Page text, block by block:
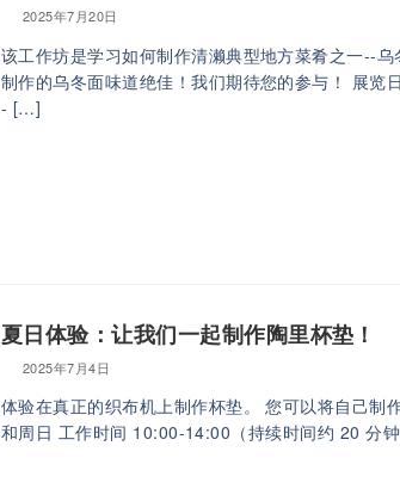
2025年7月20日
该工作坊是学习如何制作清濑典型地方菜肴之一--
制作的乌冬面味道绝佳！我们期待您的参与！ 展
- […]
夏日体验：让我们一起制作陶里杯垫！
2025年7月4日
体验在真正的织布机上制作杯垫。 您可以将自己
和周日 工作时间 10:00-14:00（持续时间约 20 分